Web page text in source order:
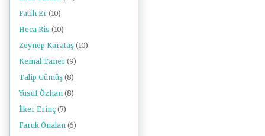
Fatih Er (10)
Heca Ris (10)
Zeynep Karataş (10)
Kemal Taner (9)
Talip Gümüş (8)
Yusuf Özhan (8)
İlker Erinç (7)
Faruk Önalan (6)